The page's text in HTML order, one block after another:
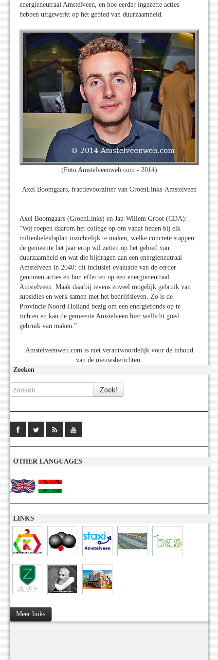
energieneutraal Amstelveen, en hoe eerder ingezette acties
hebben uitgewerkt op het gebied van duurzaamheid.
(Foto Amstelveenweb.com - 2014)
Axel Boomgaars, fractievoorzitter van GroenLinks-Amstelveen
Axel Boomgaars (GroenLinks) en Jan-Willem Groot (CDA):
“Wij roepen daarom het college op om vanaf heden bij elk
milieubeleidsplan inzichtelijk te maken, welke concrete stappen
de gemeente het jaar erop wil zetten op het gebied van
duurzaamheid en wat die bijdragen aan een energieneutraal
Amstelveen in 2040: dit inclusief evaluatie van de eerder
genomen acties en hun effecten op een energieneutraal
Amstelveen. Maak daarbij tevens zoveel mogelijk gebruik van
subsidies en werk samen met het bedrijfsleven. Zo is de
Provincie Noord-Holland bezig om een energiefonds op te
richten en kan de gemeente Amstelveen hier wellicht goed
gebruik van maken.”
Amstelveenweb.com is niet verantwoordelijk voor de inhoud
van de nieuwsberichten.
Zoeken
OTHER LANGUAGES
LINKS
Meer links